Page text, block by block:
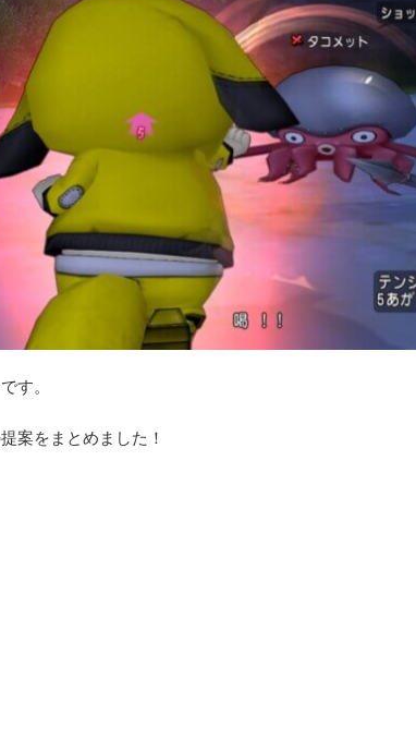
す。
案をまとめました！